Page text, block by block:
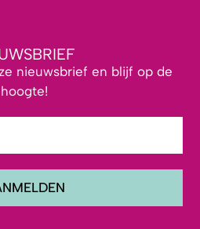
nieuwsbrief en blijf op de
hoogte!